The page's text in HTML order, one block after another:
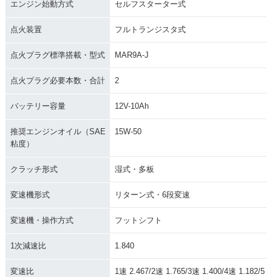
エンジン始動方式 セルフスターター式
点火装置 フルトランジスタ式
点火プラグ標準搭載・型式 MAR9A-J
点火プラグ必要本数・合計 2
バッテリー容量 12V-10Ah
推奨エンジンオイル（SAE
粘度）
15W-50
クラッチ形式 湿式・多板
変速機形式 リターン式・6段変速
変速機・操作方式 フットシフト
1次減速比 1.840
変速比
1速 2.467/2速 1.765/3速 1.400/4速 1.182/5